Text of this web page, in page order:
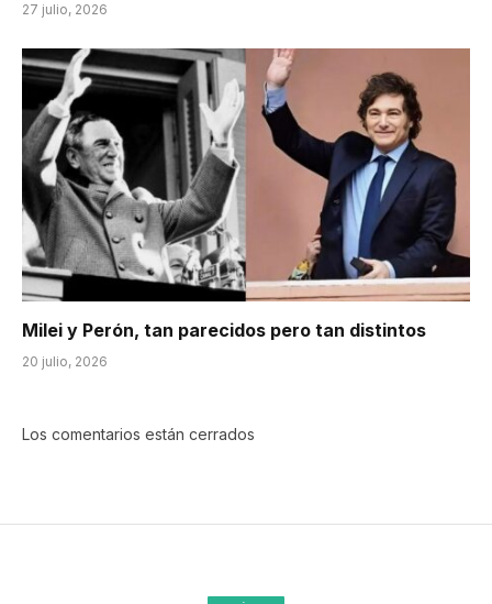
27 julio, 2026
Milei y Perón, tan parecidos pero tan distintos
20 julio, 2026
Los comentarios están cerrados